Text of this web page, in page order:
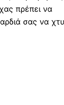
πρέπει να
σας να